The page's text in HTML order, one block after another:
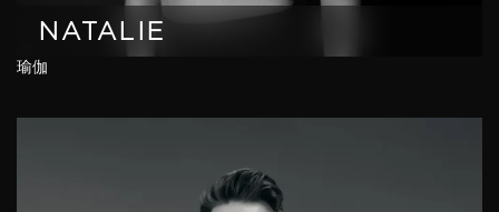
NATALIE
瑜伽